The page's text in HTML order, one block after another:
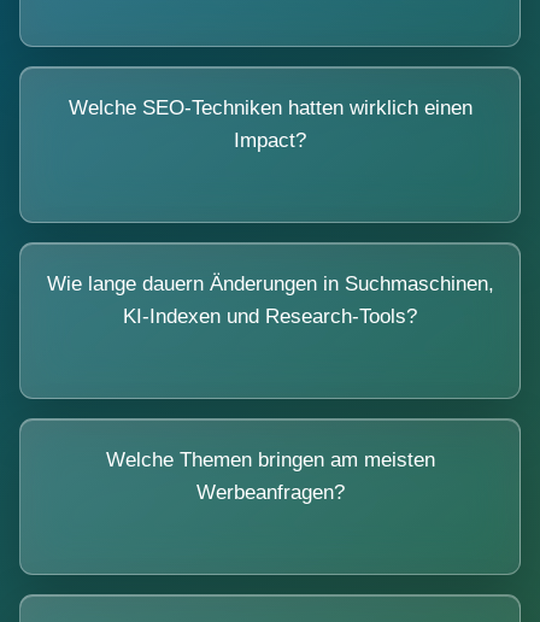
Welche SEO-Techniken hatten wirklich einen
Impact?
Wie lange dauern Änderungen in Suchmaschinen,
KI-Indexen und Research-Tools?
Welche Themen bringen am meisten
Werbeanfragen?